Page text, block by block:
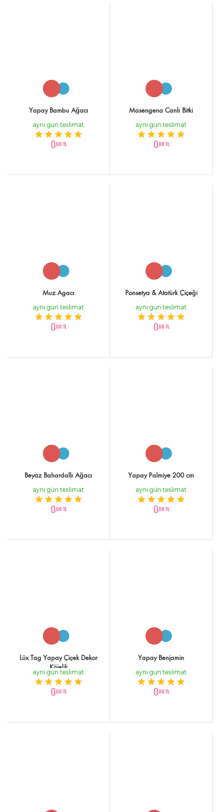
Yapay Bambu Ağacı
aynı gün teslimat
0,00 TL
Masengena Canlı Bitki
aynı gün teslimat
0,00 TL
Muz Agacı
aynı gün teslimat
0,00 TL
Ponsetya & Atatürk Çiçeği
aynı gün teslimat
0,00 TL
Beyaz Bahardallı Ağacı
aynı gün teslimat
0,00 TL
Yapay Palmiye 200 cm
aynı gün teslimat
0,00 TL
Lüx Tag Yapay Çiçek Dekor
Köielik
aynı gün teslimat
0,00 TL
Yapay Benjamin
aynı gün teslimat
0,00 TL